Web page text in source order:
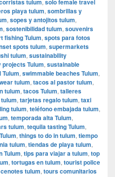
tulum solo female travel
playa tulum, sombrillas y
, sopes y antojitos tulum,
, sostenibilidad tulum, souvenirs
fishing Tulum, spots para fotos
spots tulum, supermarkets
tulum, sustainability
Tulum, sustainable
, swimmable beaches Tulum,
tulum, tacos al pastor tulum,
tulum, tacos Tulum, talleres
, tarjetas regalo tulum, taxi
tulum, teléfono embajada tulum,
, temporada alta Tulum,
tulum, tequila tasting Tulum,
, things to do in tulum, tiempo
tulum, tiendas de playa tulum,
Tulum, tips para viajar a tulum, top
, tortugas en tulum, tourist police
tulum, tours comunitarios